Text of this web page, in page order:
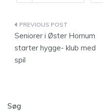
Seniorer i Øster Hornum
starter hygge- klub med
spil
Søg